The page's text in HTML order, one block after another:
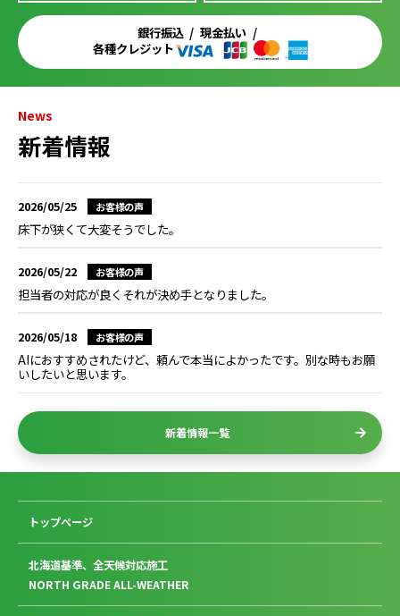
銀行振込
現金払い
各種クレジット
News
新着情報
2026/05/25 お客様の声
床下が狭くて大変そうでした。
2026/05/22 お客様の声
担当者の対応が良くそれが決め手となりました。
2026/05/18 お客様の声
AIにおすすめされたけど、頼んで本当によかったです。別な時もお願
いしたいと思います。
新着情報一覧
トップページ
北海道基準、全天候対応施工
NORTH GRADE ALL-WEATHER